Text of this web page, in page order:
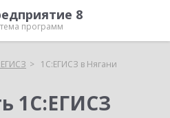
8
программ
1С:ЕГИСЗ в Нягани
1С:ЕГИСЗ